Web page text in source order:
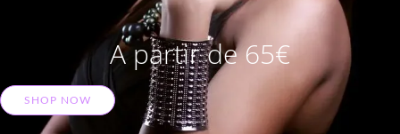
A partir de 65€
SHOP NOW